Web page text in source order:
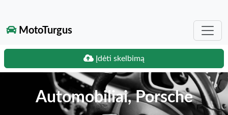
MotoTurgus
Įdėti skelbimą
Automobiliai, Porsche